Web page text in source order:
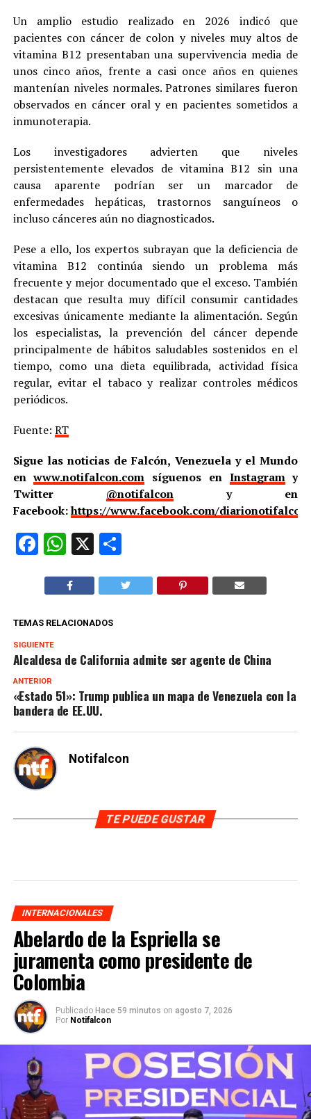
Un amplio estudio realizado en 2026 indicó que
pacientes con cáncer de colon y niveles muy altos de
vitamina B12 presentaban una supervivencia media de
unos cinco años, frente a casi once años en quienes
mantenían niveles normales. Patrones similares fueron
observados en cáncer oral y en pacientes sometidos a
inmunoterapia.
Los investigadores advierten que niveles
persistentemente elevados de vitamina B12 sin una
causa aparente podrían ser un marcador de
enfermedades hepáticas, trastornos sanguíneos o
incluso cánceres aún no diagnosticados.
Pese a ello, los expertos subrayan que la deficiencia de
vitamina B12 continúa siendo un problema más
frecuente y mejor documentado que el exceso. También
destacan que resulta muy difícil consumir cantidades
excesivas únicamente mediante la alimentación. Según
los especialistas, la prevención del cáncer depende
principalmente de hábitos saludables sostenidos en el
tiempo, como una dieta equilibrada, actividad física
regular, evitar el tabaco y realizar controles médicos
periódicos.
Fuente: RT
Sigue las noticias de Falcón, Venezuela y el Mundo
enwww.notifalcon.com síguenos en Instagramy
Twitter @notifalcony en
Facebook:https://www.facebook.com/
Facebook
WhatsApp
X Compartir
TEMAS RELACIONADOS
SIGUIENTE
Alcaldesa de California admite ser agente de China
ANTERIOR
«Estado 51»: Trump publica un mapa de Venezuela con la
bandera de EE.UU.
Notifalcon
TE PUEDE GUSTAR
INTERNACIONALES
Abelardo de la Espriella se
juramenta como presidente de
Colombia
Publicado Hace 59 minutos on agosto 7, 2026
Por Notifalcon